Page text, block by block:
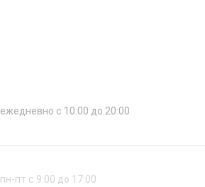
ежедневно с 10:00 до 20:00
пн-пт с 9:00 до 17:00